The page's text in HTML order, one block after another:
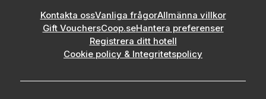
Kontakta ossVanliga frågorAllmänna villkor
Gift VouchersCoop.seHantera preferenser
Registrera ditt hotell
Cookie policy & Integritetspolicy